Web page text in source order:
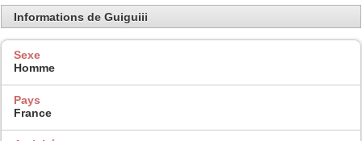
Informations de Guiguiii
Sexe
Homme
Pays
France